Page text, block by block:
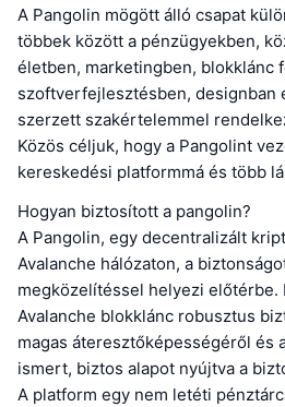
A Pangolin mögött álló csapat
többek között a pénzügyekben,
életben, marketingben, blokklánc
szoftverfejlesztésben, designban
szerzett szakértelemmel
Közös céljuk, hogy a Pangolint
kereskedési platformmá és több
Hogyan biztosított a pangolin?
A Pangolin, egy decentralizált
Avalanche hálózaton, a
megközelítéssel helyezi előtérbe.
Avalanche blokklánc robusztus
magas áteresztőképességéről és
ismert, biztos alapot nyújtva a
A platform egy nem letéti